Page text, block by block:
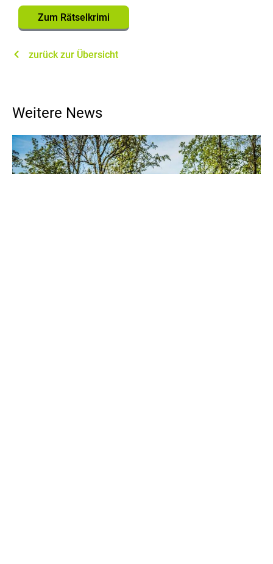
Zum Rätselkrimi
zurück zur Übersicht
Weitere News